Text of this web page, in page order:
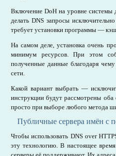
Включение DoH на уровне системы
делать DNS запросы
требует установки программы —
На самом деле, установка очень
минимум ресурсов. При этом
полученные данные благодаря
сети.
Какой вариант выбрать —
инструкции будут рассмотрены оба
просто при выборе любого метода
Публичные сервера имён с
Чтобы использовать DNS over
эту технологию. В настоящее